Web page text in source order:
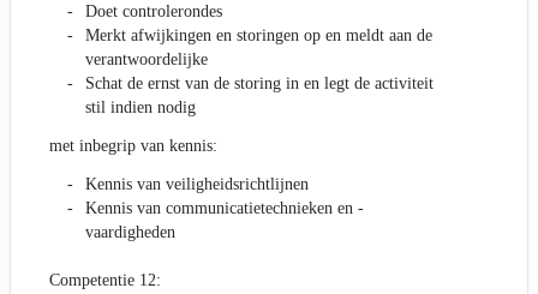
Doet controlerondes
Merkt afwijkingen en storingen op en meldt aan de
verantwoordelijke
Schat de ernst van de storing in en legt de activiteit
stil indien nodig
met inbegrip van kennis:
Kennis van veiligheidsrichtlijnen
Kennis van communicatietechnieken en -
vaardigheden
Competentie 12: